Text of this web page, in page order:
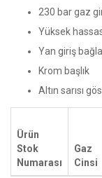
230 bar gaz
Yüksek
Yan giriş
Krom başlık
Altın sarısı
Ürün
Stok
Numarası
Gaz
Cinsi